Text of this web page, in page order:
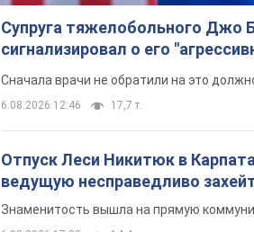
Супруга тяжелобольного Джо
сигнализировал о его
Сначала врачи не обратили на это
6.08.2026 12:46 17,7 т.
Отпуск Леси Никитюк в
ведущую несправедливо
Знаменитость вышла на прямую